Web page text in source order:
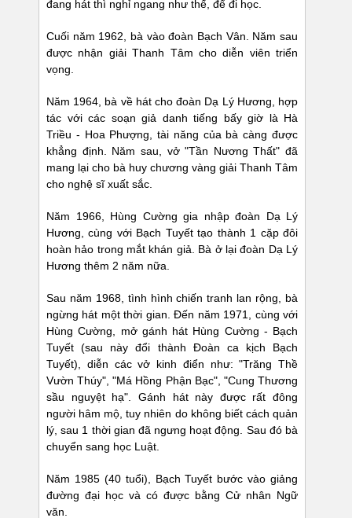
đang hát thì nghỉ ngang như thế, để đi học.
Cuối năm 1962, bà vào đoàn Bạch Vân. Năm sau
được nhận giải Thanh Tâm cho diễn viên triển
vọng.
Năm 1964, bà về hát cho đoàn Dạ Lý Hương, hợp
tác với các soạn giả danh tiếng bấy giờ là Hà
Triều - Hoa Phượng, tài năng của bà càng được
khẳng định. Năm sau, vở "Tần Nương Thất" đã
mang lại cho bà huy chương vàng giải Thanh Tâm
cho nghệ sĩ xuất sắc.
Năm 1966, Hùng Cường gia nhập đoàn Dạ Lý
Hương, cùng với Bạch Tuyết tạo thành 1 cặp đôi
hoàn hảo trong mắt khán giả. Bà ở lại đoàn Dạ Lý
Hương thêm 2 năm nữa.
Sau năm 1968, tình hình chiến tranh lan rộng, bà
ngừng hát một thời gian. Đến năm 1971, cùng với
Hùng Cường, mở gánh hát Hùng Cường - Bạch
Tuyết (sau này đổi thành Đoàn ca kịch Bạch
Tuyết), diễn các vở kinh điển như: "Trăng Thề
Vườn Thúy", "Má Hồng Phận Bạc", "Cung Thương
sầu nguyệt hạ". Gánh hát này được rất đông
người hâm mộ, tuy nhiên do không biết cách quản
lý, sau 1 thời gian đã ngưng hoạt động. Sau đó bà
chuyển sang học Luật.
Năm 1985 (40 tuổi), Bạch Tuyết bước vào giảng
đường đại học và có được bằng Cử nhân Ngữ
văn.